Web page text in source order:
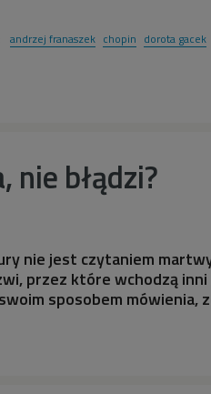
andrzej franaszek chopin dorota gacek
nie błądzi?
nie jest czytaniem
przez które wchodzą
sposobem mówienia,